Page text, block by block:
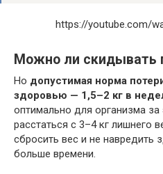
https://youtube.com/
Можно ли скидывать
Но допустимая норма
здоровью — 1,5–2 кг в
оптимально для организма
расстаться с 3–4 кг лишнего
сбросить вес и не навредить
больше времени.